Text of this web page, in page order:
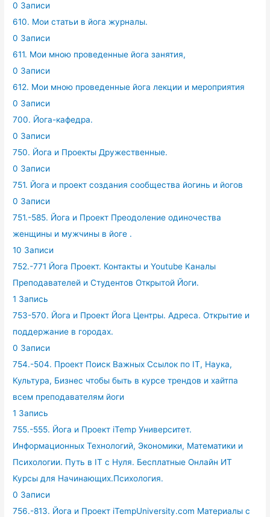
0 Записи
610. Мои статьи в йога журналы.
0 Записи
611. Мои мною проведенные йога занятия,
0 Записи
612. Мои мною проведенные йога лекции и мероприятия
0 Записи
700. Йога-кафедра.
0 Записи
750. Йога и Проекты Дружественные.
0 Записи
751. Йога и проект создания сообщества йогинь и йогов
0 Записи
751.-585. Йога и Проект Преодоление одиночества
женщины и мужчины в йоге .
10 Записи
752.-771 Йога Проект. Контакты и Youtube Каналы
Преподавателей и Студентов Открытой Йоги.
1 Запись
753-570. Йога и Проект Йога Центры. Адреса. Открытие и
поддержание в городах.
0 Записи
754.-504. Проект Поиск Важных Ссылок по IT, Наука,
Культура, Бизнес чтобы быть в курсе трендов и хайтпа
всем преподавателям йоги
1 Запись
755.-555. Йога и Проект iTemp Университет.
Информационных Технологий, Экономики, Математики и
Психологии. Путь в IT с Нуля. Бесплатные Онлайн ИТ
Курсы для Начинающих.Психология.
0 Записи
756.-813. Йога и Проект iTempUniversity.com Материалы с